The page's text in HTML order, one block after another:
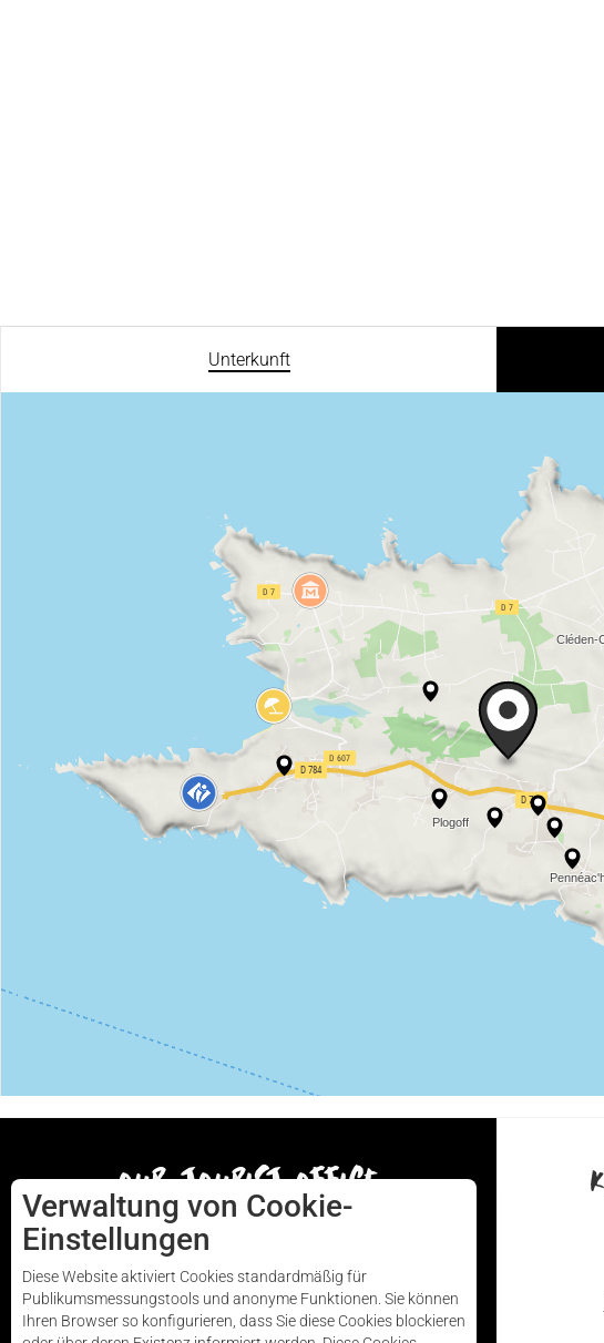
Unterkunft
our tourist office
Verwaltung von Cookie-
Einstellungen
Diese Website aktiviert Cookies standardmäßig für
Publikumsmessungstools und anonyme Funktionen. Sie können
Ihren Browser so konfigurieren, dass Sie diese Cookies blockieren